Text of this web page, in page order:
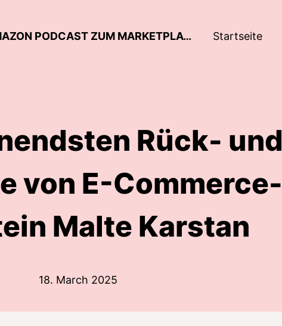
UNTERNEHMER:INNEN DER ZUKUNFT - DER AMAZON PODCAST ZUM MARKETPLACE Startseite
Rück- und
von E-Commerce-
Malte Karstan
18. March 2025